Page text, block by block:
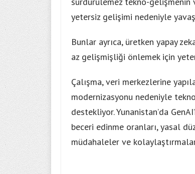
yetersiz gelişimi nedeniyle
Bunlar ayrıca, üretken yapay
az gelişmişliği önlemek için
Çalışma, veri merkezlerine
modernizasyonu nedeniyle
destekliyor. Yunanistan’da
beceri edinme oranları, yasal
müdahaleler ve